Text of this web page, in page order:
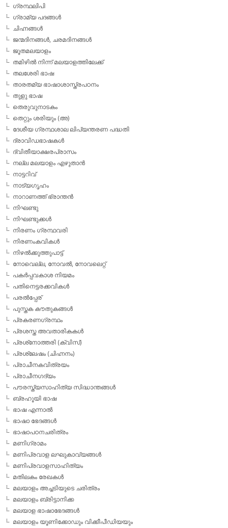
ഗ്രന്ഥലിപി
ഗ്രാമ്യ പദങ്ങള്‍
ചിഹ്നങ്ങള്‍
ജന്മദിനങ്ങള്‍, ചരമദിനങ്ങള്‍
ജൂതമലയാളം
തമിഴില്‍ നിന്ന് മലയാളത്തിലേക്ക്
തലശേരി ഭാഷ
താരതമ്യ ഭാഷാശാസ്ത്രപഠനം
തുളു ഭാഷ
തെരുവുനാടകം
തെറ്റും ശരിയും (അ)
ദേശീയ ഗ്രന്ഥശാല ലിപ്യന്തരണ പദ്ധതി
ദ്രാവിഡഭാഷകള്‍
ദ്വിതീയാക്ഷരപ്രാസം
നല്ല മലയാളം എഴുതാന്‍
നാട്ടറിവ്
നാട്യഗൃഹം
നാറാണത്ത് ഭ്രാന്തന്‍
നിഘണ്ടു
നിഘണ്ടുക്കള്‍
നിരണം ഗ്രന്ഥവരി
നിരണംകവികള്‍
നിഴല്‍ക്കുത്തുപാട്ട്
നോവെല്ല, നോവല്‍, നോവലെറ്റ്
പകര്‍പ്പവകാശ നിയമം
പതിനെട്ടരക്കവികള്‍
പരല്‍പ്പേര്
പുസ്തക കൗതുകങ്ങള്‍
പ്രകരണഗ്രന്ഥം
പ്രശസ്ത അവതാരികകള്‍
പ്രശ്‌നോത്തരി (ക്വിസ്)
പ്രശ്ലേഷം (ചിഹ്നനം)
പ്രാചീനകവിത്രയം
പ്രാചീനഗദ്യം
പൗരസ്ത്യസാഹിത്യ സിദ്ധാന്തങ്ങള്‍
ബ്രഹൂയി ഭാഷ
ഭാഷ എന്നാല്‍
ഭാഷാ ഭേദങ്ങള്‍
ഭാഷാപഠനചരിത്രം
മണിഗ്രാമം
മണിപ്രവാള ലഘുകാവ്യങ്ങള്‍
മണിപ്രവാളസാഹിത്യം
മതിലകം രേഖകള്‍
മലയാളം അച്ചടിയുടെ ചരിത്രം
മലയാളം ബ്രിട്ടാനിക്ക
മലയാള ഭാഷാഭേദങ്ങള്‍
മലയാളം യൂണിക്കോഡും വിക്കീപീഡിയയും